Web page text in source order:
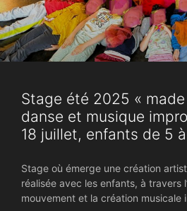
Stage été 2025 «
danse et musique
18 juillet, enfants de 5
Stage où émerge une création
réalisée avec les enfants, à travers
mouvement et la création musicale